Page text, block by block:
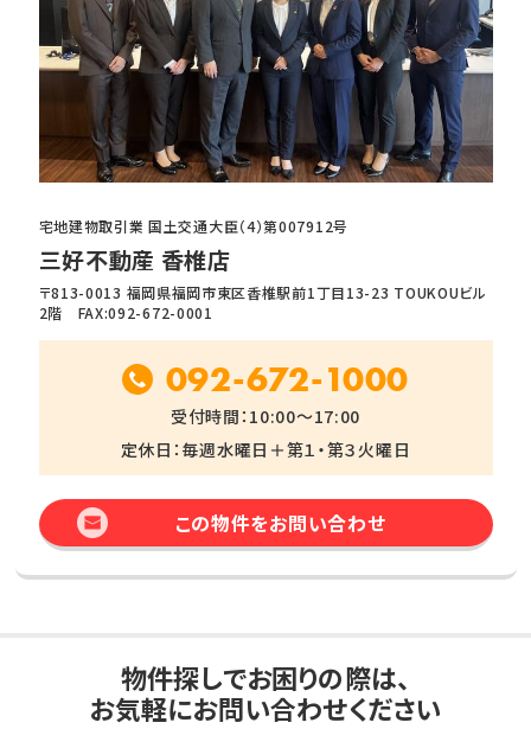
宅地建物取引業 国土交通大臣（4）第007912号
三好不動産 香椎店
〒813-0013 福岡県福岡市東区香椎駅前1丁目13-23 TOUKOUビル
2階 FAX:092-672-0001
092-672-1000
受付時間：10:00～17:00
定休日：毎週水曜日＋第１・第３火曜日
この物件をお問い合わせ
物件探しでお困りの際は、
お気軽にお問い合わせください